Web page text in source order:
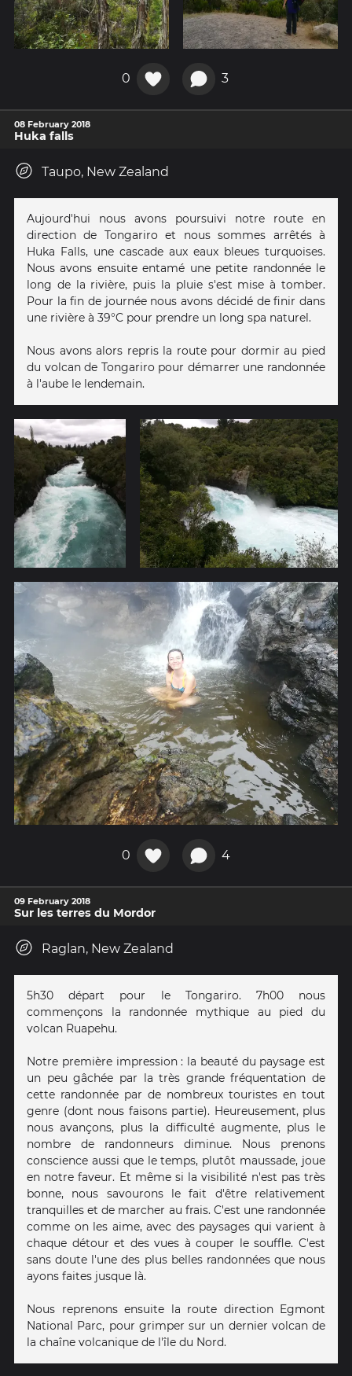
0 3
08 February 2018
Huka falls
Taupo, New Zealand
Aujourd'hui nous avons poursuivi notre route en
direction de Tongariro et nous sommes arrêtés à
Huka Falls, une cascade aux eaux bleues turquoises.
Nous avons ensuite entamé une petite randonnée le
long de la rivière, puis la pluie s'est mise à tomber.
Pour la fin de journée nous avons décidé de finir dans
une rivière à 39°C pour prendre un long spa naturel.
Nous avons alors repris la route pour dormir au pied
du volcan de Tongariro pour démarrer une randonnée
à l'aube le lendemain.
0 4
09 February 2018
Sur les terres du Mordor
Raglan, New Zealand
5h30 départ pour le Tongariro. 7h00 nous
commençons la randonnée mythique au pied du
volcan Ruapehu.
Notre première impression : la beauté du paysage est
un peu gâchée par la très grande fréquentation de
cette randonnée par de nombreux touristes en tout
genre (dont nous faisons partie). Heureusement, plus
nous avançons, plus la difficulté augmente, plus le
nombre de randonneurs diminue. Nous prenons
conscience aussi que le temps, plutôt maussade, joue
en notre faveur. Et même si la visibilité n'est pas très
bonne, nous savourons le fait d'être relativement
tranquilles et de marcher au frais. C'est une randonnée
comme on les aime, avec des paysages qui varient à
chaque détour et des vues à couper le souffle. C'est
sans doute l'une des plus belles randonnées que nous
ayons faites jusque là.
Nous reprenons ensuite la route direction Egmont
National Parc, pour grimper sur un dernier volcan de
la chaîne volcanique de l'île du Nord.